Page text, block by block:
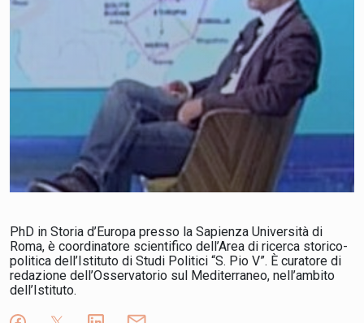
PhD in Storia d’Europa presso la Sapienza Università di
Roma, è coordinatore scientifico dell’Area di ricerca storico-
politica dell’Istituto di Studi Politici “S. Pio V”. È curatore di
redazione dell’Osservatorio sul Mediterraneo, nell’ambito
dell’Istituto.